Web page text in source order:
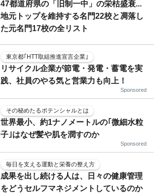
47都道府県の「旧制一中」の栄枯盛衰...
地元トップを維持する名門22校と凋落し
た元名門17校の全リスト
東京都｢HTT取組推進宣言企業｣
リサイクル企業が節電・発電・蓄電を実
践、社員のやる気と営業力も向上！
Sponsored
その秘めたるポテンシャルとは
世界最小、約1ナノメートルの｢微細水粒
子｣はなぜ髪や肌を潤すのか
Sponsored
毎日を支える運動と栄養の整え方
成果を出し続ける人は、日々の健康管理
をどうセルフマネジメントしているのか